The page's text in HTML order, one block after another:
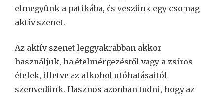
elmegyünk a patikába, és veszünk egy csomag
aktív szenet.
Az aktív szenet leggyakrabban akkor
használjuk, ha ételmérgezéstől vagy a zsíros
ételek, illetve az alkohol utóhatásaitól
szenvedünk. Hasznos azonban tudni, hogy az